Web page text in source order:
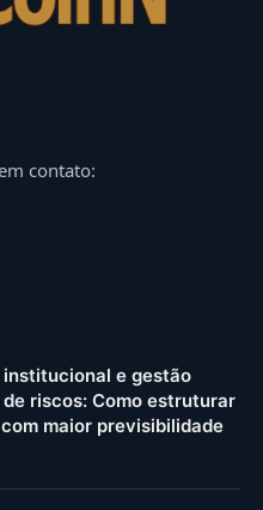
contato:
institucional e gestão
riscos: Como estruturar
maior previsibilidade